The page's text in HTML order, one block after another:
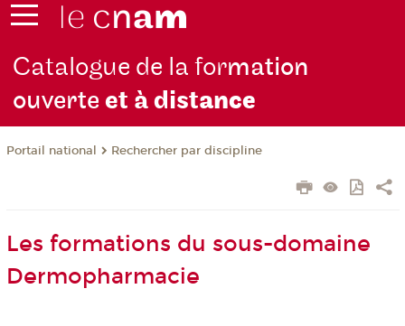
Catalogue de la formation
ouverteet à distance
Portail national Rechercher par discipline
Les formations du sous-domaine
Dermopharmacie